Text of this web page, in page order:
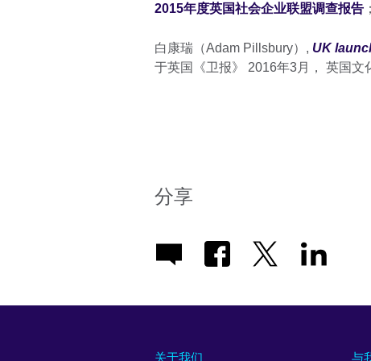
2015年度英国社会企业联盟调查报告
白康瑞（Adam Pillsbury）, UK
于英国《卫报》 2016年3月， 英国文
分享
关于我们 与